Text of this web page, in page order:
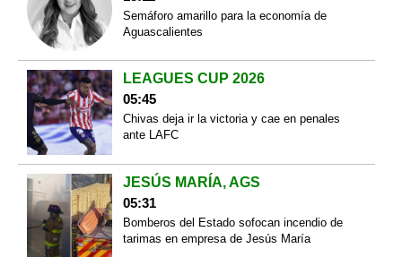
Semáforo amarillo para la economía de
Aguascalientes
LEAGUES CUP 2026
05:45
Chivas deja ir la victoria y cae en penales
ante LAFC
JESÚS MARÍA, AGS
05:31
Bomberos del Estado sofocan incendio de
tarimas en empresa de Jesús María